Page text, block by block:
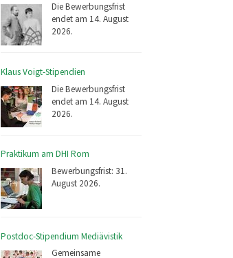
Die Bewerbungsfrist
endet am 14. August
2026.
Klaus Voigt-Stipendien
Die Bewerbungsfrist
endet am 14. August
2026.
Praktikum am DHI Rom
Bewerbungsfrist: 31.
August 2026.
Postdoc-Stipendium Mediävistik
Gemeinsame